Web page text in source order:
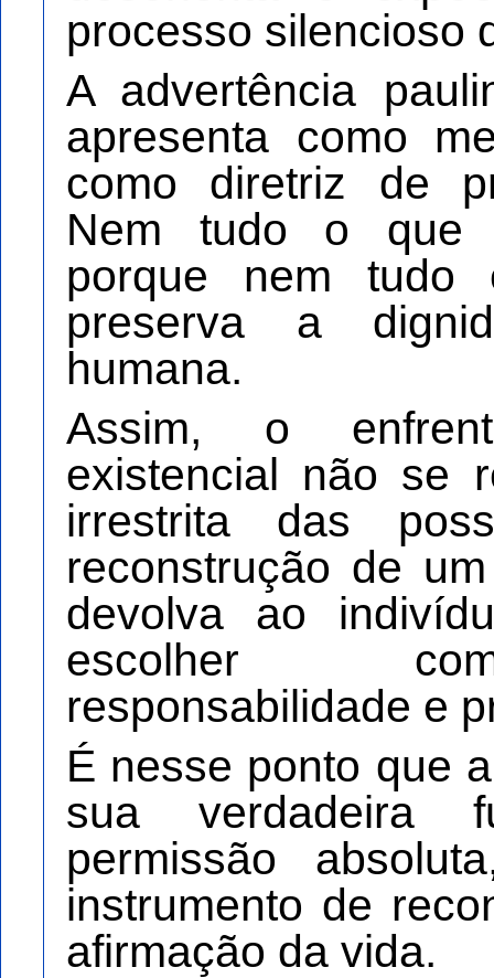
processo silencioso
A advertência
apresenta como
como diretriz de
Nem tudo o que
porque nem tudo
preserva a
humana.
Assim, o
existencial não se
irrestrita das
reconstrução de
devolva ao
escolher
responsabilidade e
É nesse ponto que
sua verdadeira
permissão
instrumento de
afirmação da vida.